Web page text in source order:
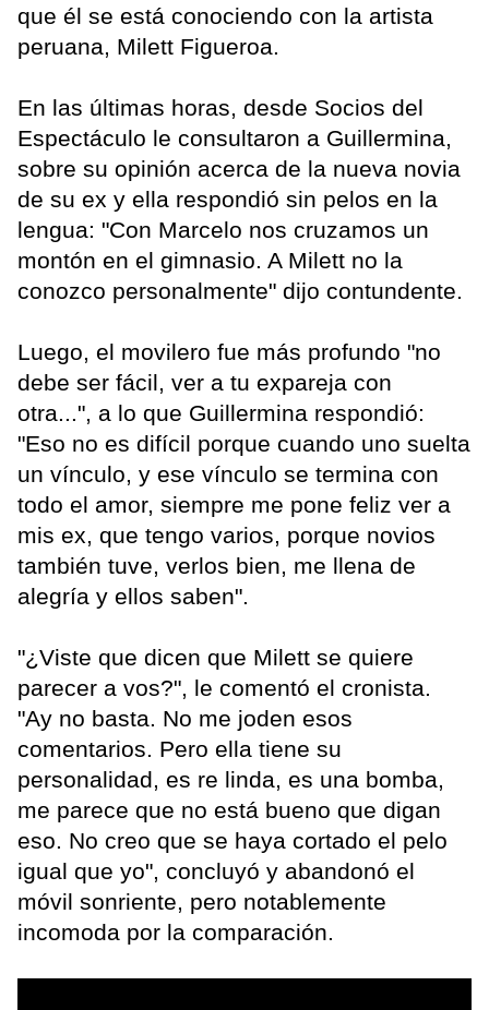
que él se está conociendo con la artista
peruana, Milett Figueroa.
En las últimas horas, desde Socios del
Espectáculo le consultaron a Guillermina,
sobre su opinión acerca de la nueva novia
de su ex y ella respondió sin pelos en la
lengua: "Con Marcelo nos cruzamos un
montón en el gimnasio. A Milett no la
conozco personalmente" dijo contundente.
Luego, el movilero fue más profundo "no
debe ser fácil, ver a tu expareja con
otra...", a lo que Guillermina respondió:
"Eso no es difícil porque cuando uno suelta
un vínculo, y ese vínculo se termina con
todo el amor, siempre me pone feliz ver a
mis ex, que tengo varios, porque novios
también tuve, verlos bien, me llena de
alegría y ellos saben".
"¿Viste que dicen que Milett se quiere
parecer a vos?", le comentó el cronista.
"Ay no basta. No me joden esos
comentarios. Pero ella tiene su
personalidad, es re linda, es una bomba,
me parece que no está bueno que digan
eso. No creo que se haya cortado el pelo
igual que yo", concluyó y abandonó el
móvil sonriente, pero notablemente
incomoda por la comparación.